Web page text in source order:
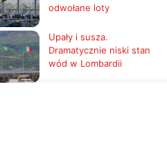
odwołane loty
Upały i susza.
Dramatycznie niski stan
wód w Lombardii